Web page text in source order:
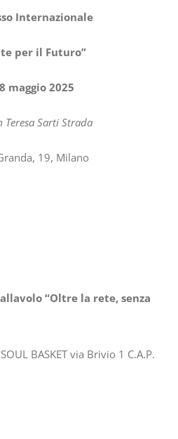
Internazionale
per il Futuro”
maggio 2025
Sarti Strada
19, Milano
“Oltre la rete, senza
BASKET via Brivio 1 C.A.P.